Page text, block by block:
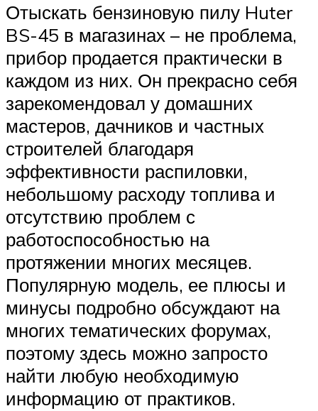
Отыскать бензиновую пилу Huter
BS-45 в магазинах – не проблема,
прибор продается практически в
каждом из них. Он прекрасно себя
зарекомендовал у домашних
мастеров, дачников и частных
строителей благодаря
эффективности распиловки,
небольшому расходу топлива и
отсутствию проблем с
работоспособностью на
протяжении многих месяцев.
Популярную модель, ее плюсы и
минусы подробно обсуждают на
многих тематических форумах,
поэтому здесь можно запросто
найти любую необходимую
информацию от практиков.